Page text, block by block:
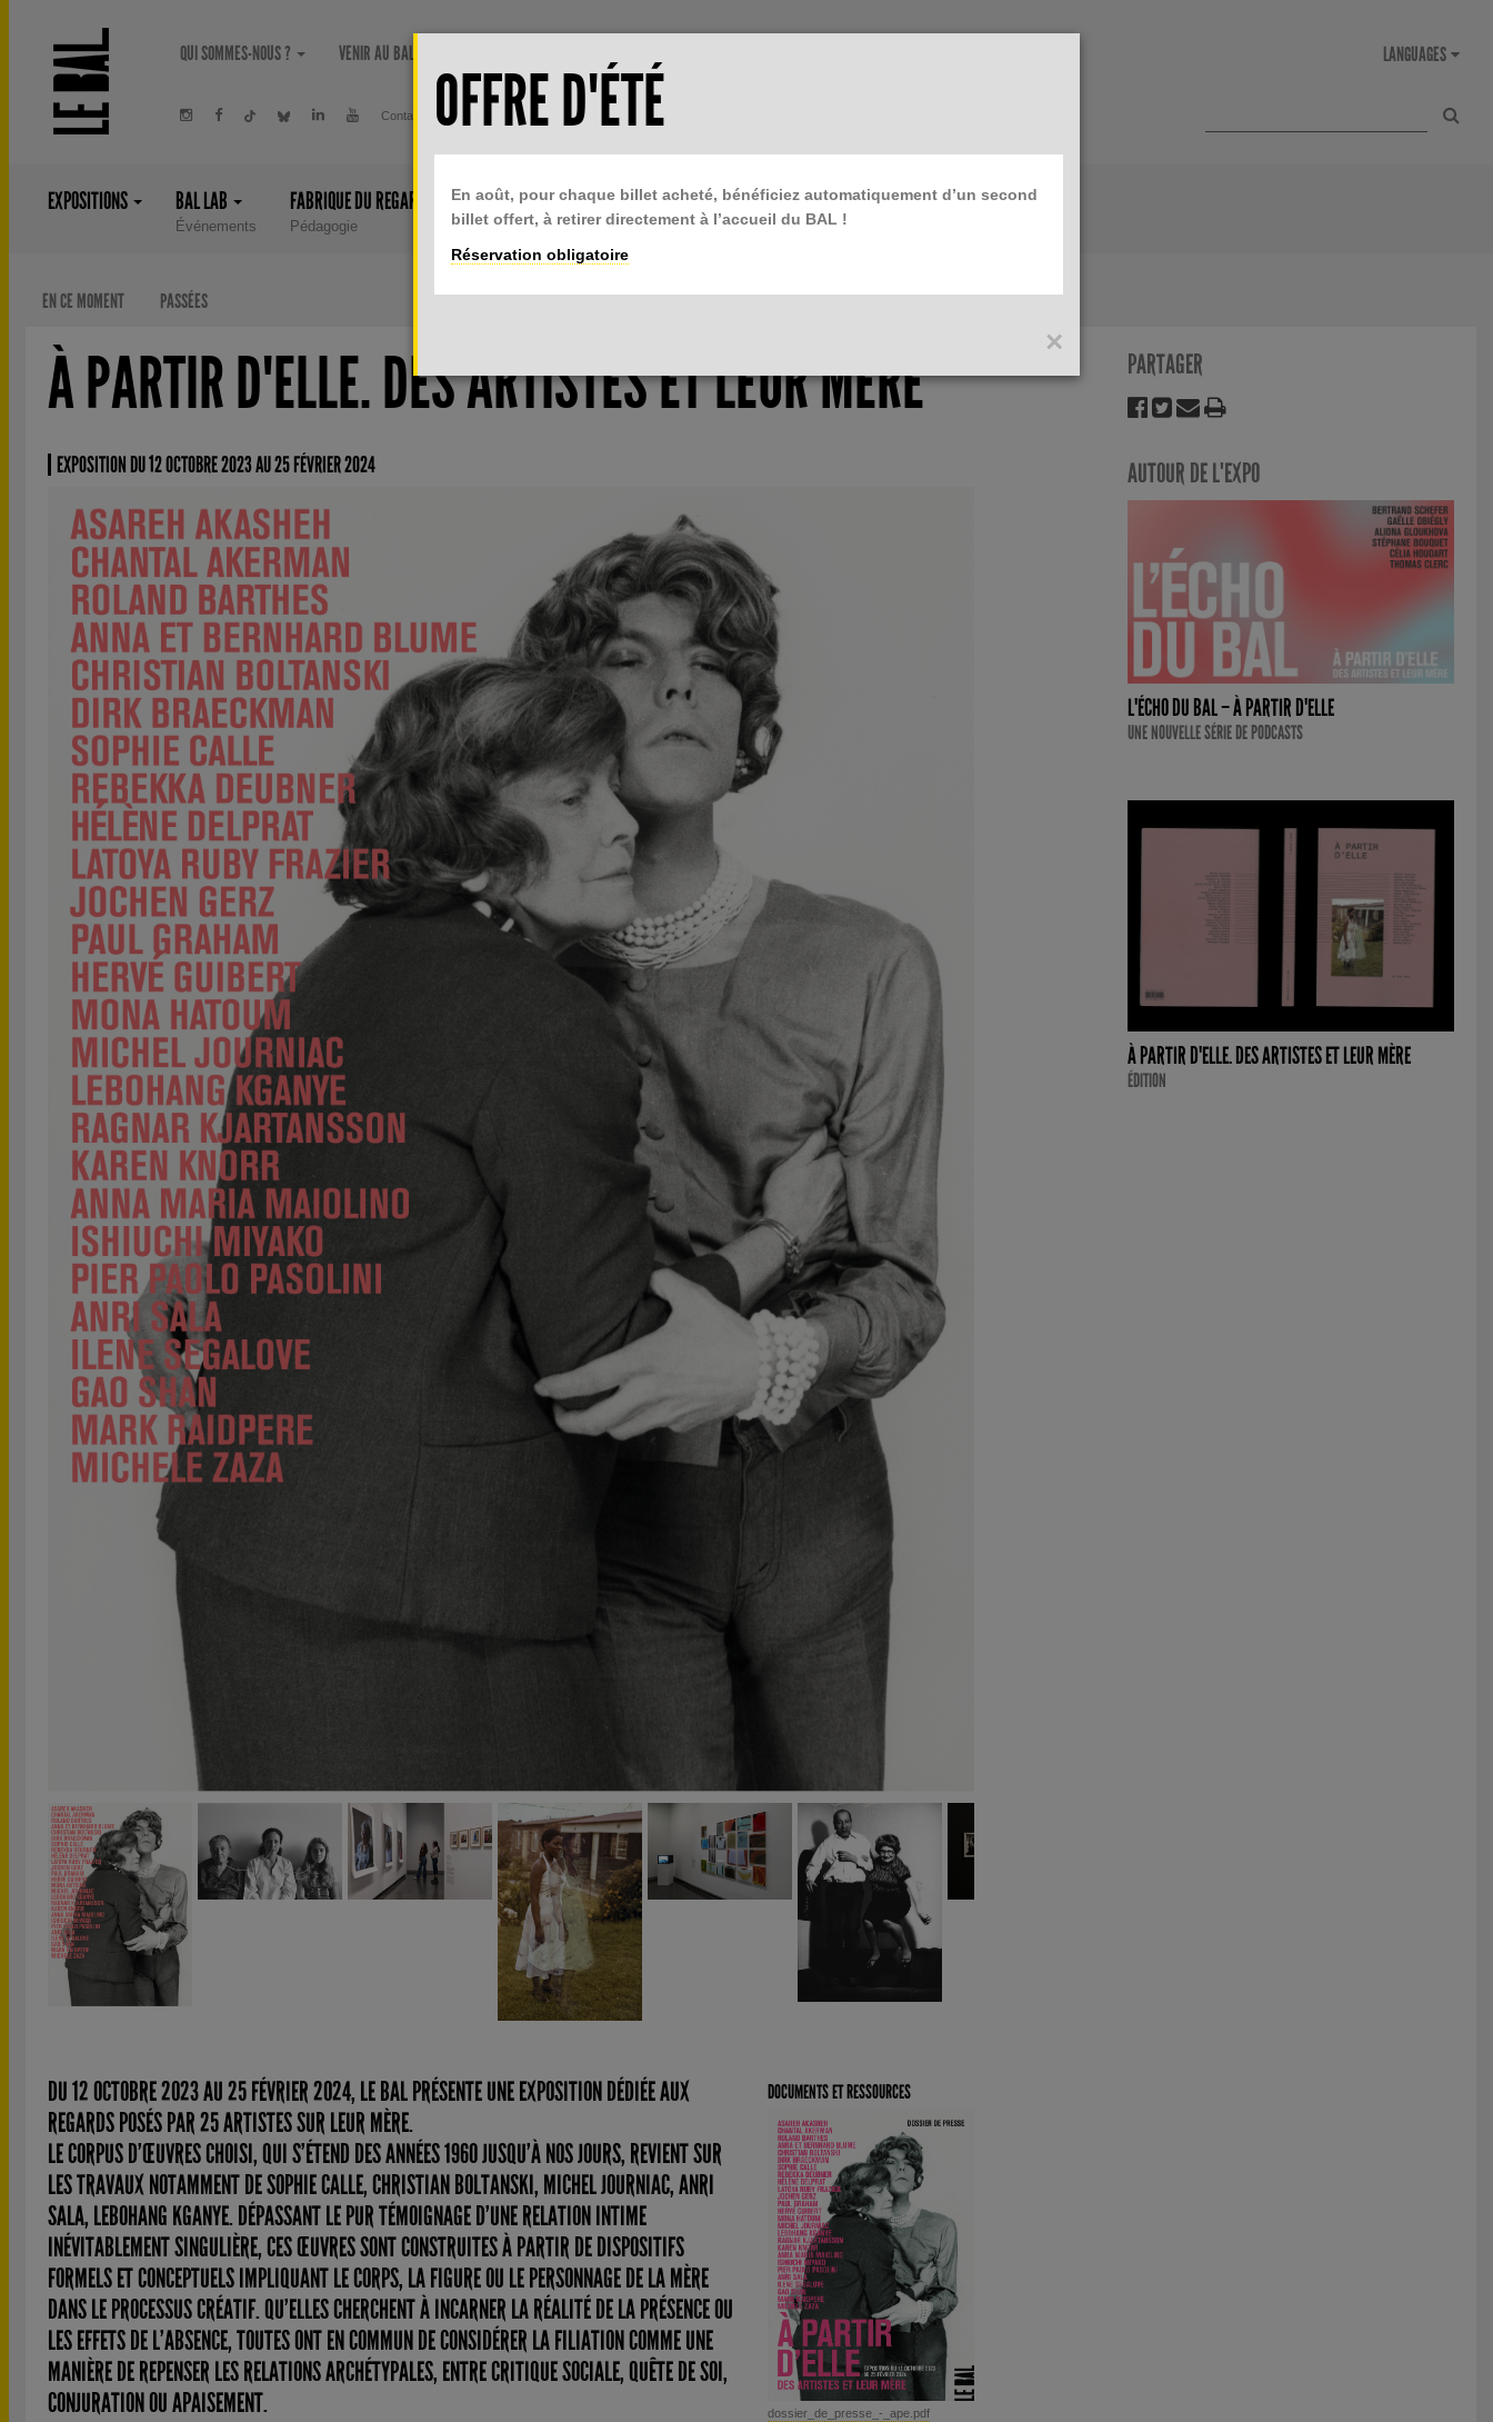
QUI SOMMES-NOUS ? VENIR AU BAL
Contact Newsletter Billetterie Devenir ami du BAL
EXPOSITIONS BAL LAB
Événements
FABRIQUE DU REGARD
Pédagogie
ÉDITIONS
Livres du BAL
LIBRAIRIE
BAL Books
BAL CAFÉ
Restaurant
PODCAST
L'Écho du BAL
EN CE MOMENT PASSÉES
À PARTIR D'ELLE. DES ARTISTES ET LEUR MÈRE
EXPOSITION DU 12 OCTOBRE 2023 AU 25 FÉVRIER 2024
DU 12 OCTOBRE 2023 AU 25 FÉVRIER 2024, LE BAL PRÉSENTE UNE EXPOSITION DÉDIÉE AUX
REGARDS POSÉS PAR 25 ARTISTES SUR LEUR MÈRE.
LE CORPUS D’ŒUVRES CHOISI, QUI S’ÉTEND DES ANNÉES 1960 JUSQU’À NOS JOURS, REVIENT SUR
LES TRAVAUX NOTAMMENT DE SOPHIE CALLE, CHRISTIAN BOLTANSKI, MICHEL JOURNIAC, ANRI
SALA, LEBOHANG KGANYE. DÉPASSANT LE PUR TÉMOIGNAGE D’UNE RELATION INTIME
INÉVITABLEMENT SINGULIÈRE, CES ŒUVRES SONT CONSTRUITES À PARTIR DE DISPOSITIFS
FORMELS ET CONCEPTUELS IMPLIQUANT LE CORPS, LA FIGURE OU LE PERSONNAGE DE LA MÈRE
DANS LE PROCESSUS CRÉATIF. QU’ELLES CHERCHENT À INCARNER LA RÉALITÉ DE LA PRÉSENCE OU
LES EFFETS DE L’ABSENCE, TOUTES ONT EN COMMUN DE CONSIDÉRER LA FILIATION COMME UNE
MANIÈRE DE REPENSER LES RELATIONS ARCHÉTYPALES, ENTRE CRITIQUE SOCIALE, QUÊTE DE SOI,
CONJURATION OU APAISEMENT.
DOCUMENTS ET RESSOURCES
dossier_de_presse_-_ape.pdf
PARTAGER
AUTOUR DE L'EXPO
L'ÉCHO DU BAL – À PARTIR D'ELLE
UNE NOUVELLE SÉRIE DE PODCASTS
À PARTIR D'ELLE. DES ARTISTES ET LEUR MÈRE
ÉDITION
OFFRE D'ÉTÉ
En août, pour chaque billet acheté, bénéficiez automatiquement d’un second
billet offert, à retirer directement à l’accueil du BAL !
Réservation obligatoire
×